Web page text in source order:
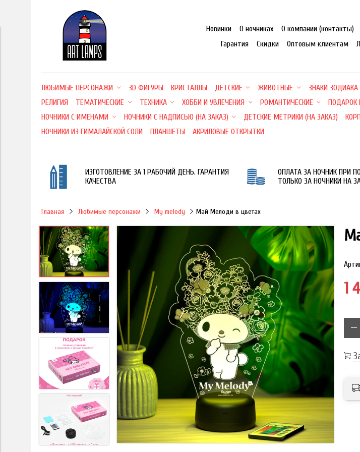
Новинки О ночниках О компании (контакты)
Гарантия
Скидки Оптовым клиентам
ЛЮБИМЫЕ ПЕРСОНАЖИ 3D ФИГУРЫ КРИСТАЛЛЫ ДЕТСКИЕ ЖИВОТНЫЕ ЗНАКИ ЗОДИАКА
РЕЛИГИЯ
ТЕМАТИЧЕСКИЕ ТЕХНИКА ХОББИ И УВЛЕЧЕНИЯ РОМАНТИЧЕСКИЕ ПОДАРОК
НОЧНИКИ С ИМЕНАМИ
НОЧНИКИ С НАДПИСЬЮ (НА ЗАКАЗ) ДЕТСКИЕ МЕТРИКИ (НА ЗАКАЗ)
НОЧНИКИ ИЗ ГИМАЛАЙСКОЙ СОЛИ
ПЛАНШЕТЫ АКРИЛОВЫЕ ОТКРЫТКИ
ИЗГОТОВЛЕНИЕ ЗА 1 РАБОЧИЙ ДЕНЬ. ГАРАНТИЯ
КАЧЕСТВА
ОПЛАТА ЗА НОЧНИК ПРИ
ТОЛЬКО ЗА НОЧНИКИ НА
Главная Любимые персонажи My melody Май Мелоди в цветах
1